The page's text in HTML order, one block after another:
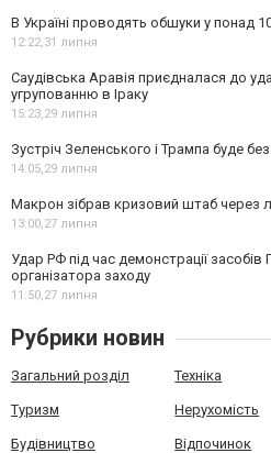
В Україні проводять обшуки у понад
12:22,31 липня
Саудівська Аравія приєдналася до
угрупованню в Іраку
15:23,29 липня
Зустріч Зеленського і Трампа буде
14:05,29 липня
Макрон зібрав кризовий штаб через
13:00,27 липня
Удар РФ під час демонстрації
організатора заходу
11:50,27 липня
Рубрики новин
Загальний розділ Техніка
Туризм Нерухомість
Будівництво Відпочинок